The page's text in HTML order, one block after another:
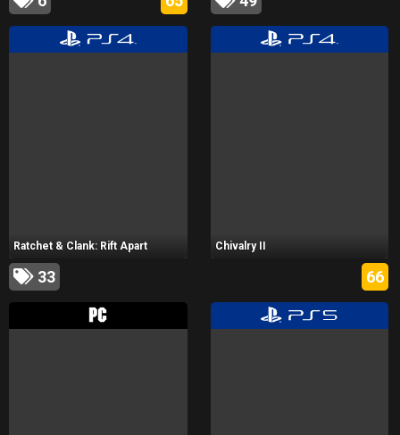
Ratchet & Clank: Rift Apart
33
Chivalry II
66